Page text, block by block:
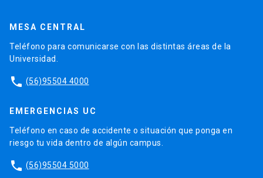
MESA CENTRAL
Teléfono para comunicarse con las distintas áreas de la
Universidad.
phone (56)95504 4000
EMERGENCIAS UC
Teléfono en caso de accidente o situación que ponga en
riesgo tu vida dentro de algún campus.
phone (56)95504 5000